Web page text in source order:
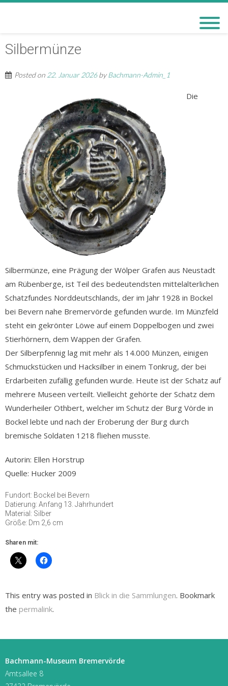
BREMERVÖRDE
Silbermünze
Posted on 22. Januar 2026byBachmann-Admin_1
Die
Silbermünze, eine Prägung der Wölper Grafen aus Neustadt
am Rübenberge, ist Teil des bedeutendsten mittelalterlichen
Schatzfundes Norddeutschlands, der im Jahr 1928 in Bockel
bei Bevern nahe Bremervörde gefunden wurde. Im Münzfeld
steht ein gekrönter Löwe auf einem Doppelbogen und zwei
Stierhörnern, dem Wappen der Grafen.
Der Silberpfennig lag mit mehr als 14.000 Münzen, einigen
Schmuckstücken und Hacksilber in einem Tonkrug, der bei
Erdarbeiten zufällig gefunden wurde. Heute ist der Schatz auf
mehrere Museen verteilt. Vielleicht gehörte der Schatz dem
Wunderheiler Othbert, welcher im Schutz der Burg Vörde in
Bockel lebte und nach der Eroberung der Burg durch
bremische Soldaten 1218 fliehen musste.
Autorin: Ellen Horstrup
Quelle: Hucker 2009
Fundort: Bockel bei Bevern
Datierung: Anfang 13. Jahrhundert
Material: Silber
Größe: Dm 2,6 cm
Sharen mit:
This entry was posted in Blick in die Sammlungen. Bookmark
the permalink.
Bachmann-Museum Bremervörde
Amtsallee 8